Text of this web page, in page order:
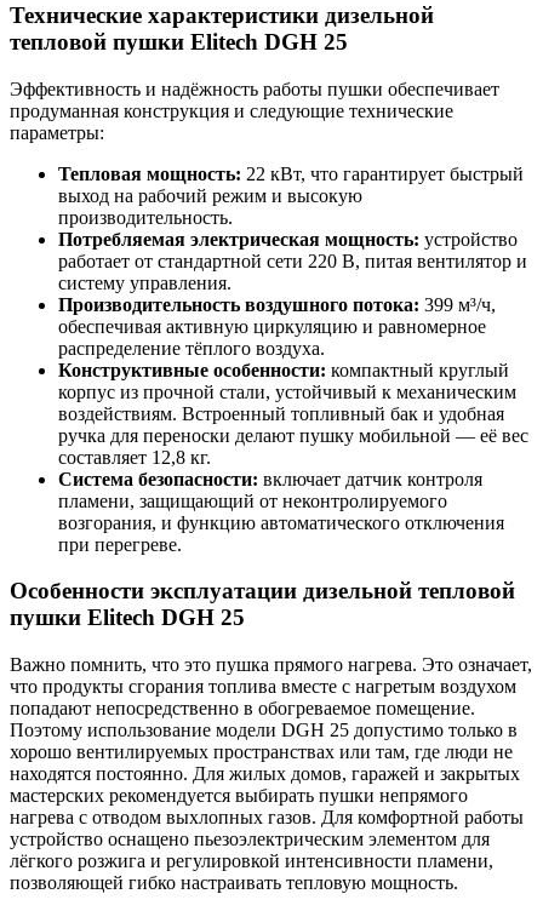
Технические характеристики дизельной
тепловой пушки Elitech DGH 25
Эффективность и надёжность работы пушки обеспечивает
продуманная конструкция и следующие технические
параметры:
Тепловая мощность: 22 кВт, что гарантирует быстрый
выход на рабочий режим и высокую
производительность.
Потребляемая электрическая мощность: устройство
работает от стандартной сети 220 В, питая вентилятор и
систему управления.
Производительность воздушного потока: 399 м³/ч,
обеспечивая активную циркуляцию и равномерное
распределение тёплого воздуха.
Конструктивные особенности: компактный круглый
корпус из прочной стали, устойчивый к механическим
воздействиям. Встроенный топливный бак и удобная
ручка для переноски делают пушку мобильной — её вес
составляет 12,8 кг.
Система безопасности: включает датчик контроля
пламени, защищающий от неконтролируемого
возгорания, и функцию автоматического отключения
при перегреве.
Особенности эксплуатации дизельной тепловой
пушки Elitech DGH 25
Важно помнить, что это пушка прямого нагрева. Это означает,
что продукты сгорания топлива вместе с нагретым воздухом
попадают непосредственно в обогреваемое помещение.
Поэтому использование модели DGH 25 допустимо только в
хорошо вентилируемых пространствах или там, где люди не
находятся постоянно. Для жилых домов, гаражей и закрытых
мастерских рекомендуется выбирать пушки непрямого
нагрева с отводом выхлопных газов. Для комфортной работы
устройство оснащено пьезоэлектрическим элементом для
лёгкого розжига и регулировкой интенсивности пламени,
позволяющей гибко настраивать тепловую мощность.